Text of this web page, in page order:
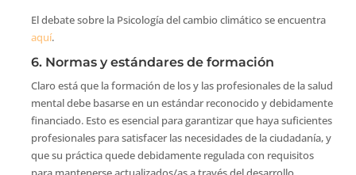
El debate sobre la Psicología del cambio climático se encuentra
aquí.
6. Normas y estándares de formación
Claro está que la formación de los y las profesionales de la salud
mental debe basarse en un estándar reconocido y debidamente
financiado. Esto es esencial para garantizar que haya suficientes
profesionales para satisfacer las necesidades de la ciudadanía, y
que su práctica quede debidamente regulada con requisitos